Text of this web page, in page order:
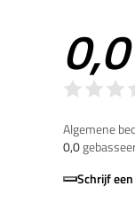
0,0
Algemene
0,0
Schrijf